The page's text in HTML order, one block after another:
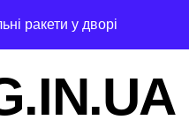
ракети у дворі»
Києва висунула